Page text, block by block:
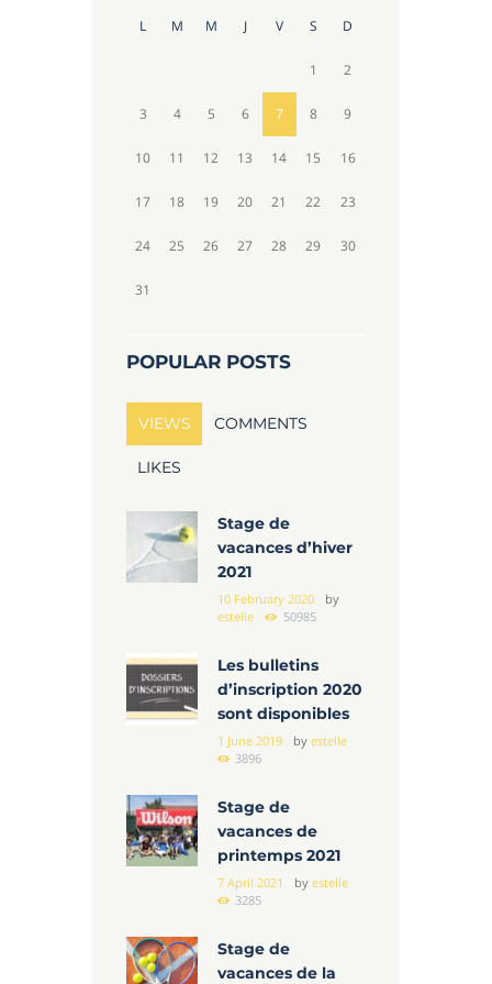
L M M J V S D
1 2
3 4 5 6 7 8 9
10 11 12 13 14 15 16
17 18 19 20 21 22 23
24 25 26 27 28 29 30
31
POPULAR POSTS
VIEWS COMMENTS
LIKES
Stage de
vacances d’hiver
2021
10 February 2020
by
estelle
50985
Les bulletins
d’inscription 2020
sont disponibles
1 June 2019 byestelle
3896
Stage de
vacances de
printemps 2021
7 April 2021 byestelle
3285
Stage de
vacances de la